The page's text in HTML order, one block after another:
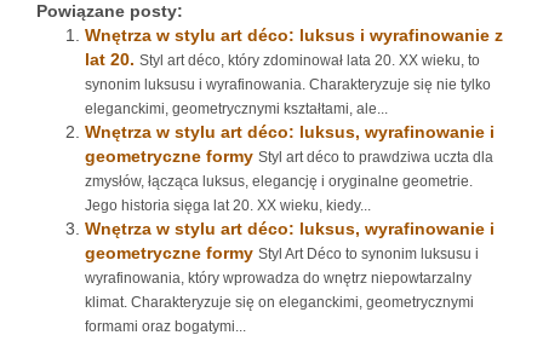
Powiązane posty:
Wnętrza w stylu art déco: luksus i wyrafinowanie z
lat 20. Styl art déco, który zdominował lata 20. XX wieku, to
synonim luksusu i wyrafinowania. Charakteryzuje się nie tylko
eleganckimi, geometrycznymi kształtami, ale...
Wnętrza w stylu art déco: luksus, wyrafinowanie i
geometryczne formy Styl art déco to prawdziwa uczta dla
zmysłów, łącząca luksus, elegancję i oryginalne geometrie.
Jego historia sięga lat 20. XX wieku, kiedy...
Wnętrza w stylu art déco: luksus, wyrafinowanie i
geometryczne formy Styl Art Déco to synonim luksusu i
wyrafinowania, który wprowadza do wnętrz niepowtarzalny
klimat. Charakteryzuje się on eleganckimi, geometrycznymi
formami oraz bogatymi...